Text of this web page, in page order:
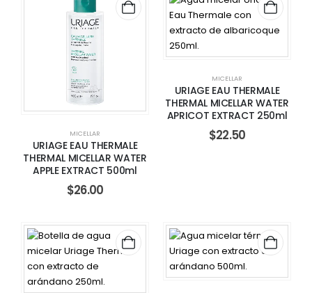
MICELLAR
URIAGE EAU THERMALE
THERMAL MICELLAR WATER
APPLE EXTRACT 500ml
$26.00
MICELLAR
URIAGE EAU THERMALE
THERMAL MICELLAR WATER
APRICOT EXTRACT 250ml
$22.50